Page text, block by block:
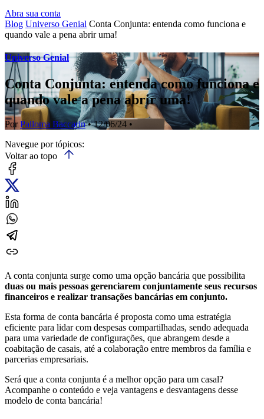
Abra sua conta
Blog Universo Genial Conta Conjunta: entenda como funciona e
quando vale a pena abrir uma!
Universo Genial
Conta Conjunta: entenda como funciona e
quando vale a pena abrir uma!
PorPalloma Baccarin• 12/06/24 •
Navegue por tópicos:
Voltar ao topo
A conta conjunta surge como uma opção bancária que possibilita
duas ou mais pessoas gerenciarem conjuntamente seus recursos
financeiros e realizar transações bancárias em conjunto.
Esta forma de conta bancária é proposta como uma estratégia
eficiente para lidar com despesas compartilhadas, sendo adequada
para uma variedade de configurações, que abrangem desde a
coabitação de casais, até a colaboração entre membros da família e
parcerias empresariais.
Será que a conta conjunta é a melhor opção para um casal?
Acompanhe o conteúdo e veja vantagens e desvantagens desse
modelo de conta bancária!